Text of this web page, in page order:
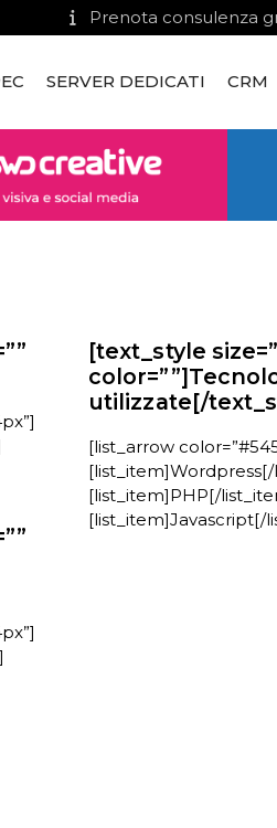
Prenota consulenza
SERVER DEDICATI CRM
[text_style
utilizzate[/
[list_arrow
[list_item]PHP[/
[list_item]Javascript[/